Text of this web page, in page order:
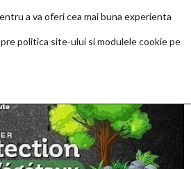
a va oferi cea mai buna experienta
politica site-ului si modulele cookie pe